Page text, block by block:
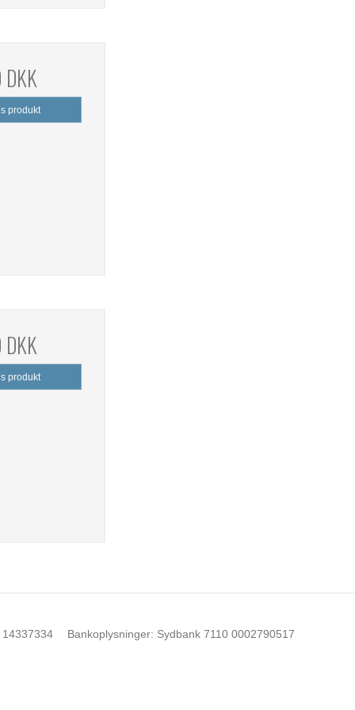
produkt
produkt
14337334 Bankoplysninger: Sydbank 7110 0002790517